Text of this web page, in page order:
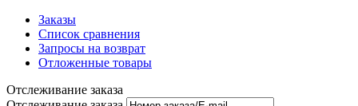
Заказы
Список сравнения
Запросы на возврат
Отложенные товары
Отслеживание заказа